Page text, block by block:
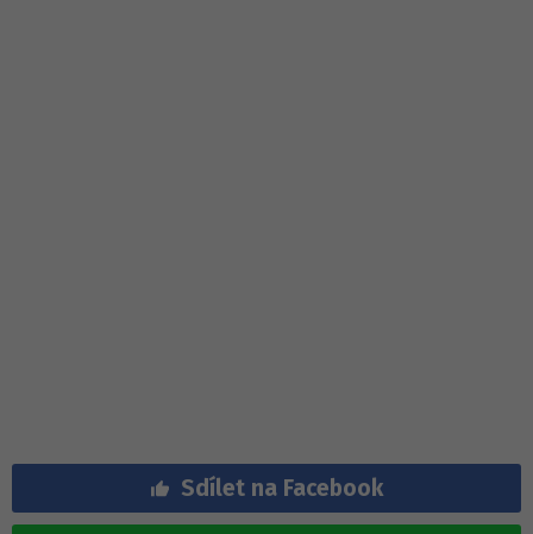
Sdílet na Facebook